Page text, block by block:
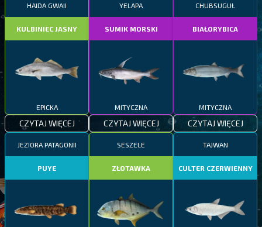
HAIDA GWAII
KULBINIEC JASNY
EPICKA
CZYTAJ WIĘCEJ
YELAPA
SUMIK MORSKI
MITYCZNA
CZYTAJ WIĘCEJ
CHUBSUGUŁ
BIAŁORYBICA
MITYCZNA
CZYTAJ WIĘCEJ
JEZIORA PATAGONII
PUYE
SESZELE
ZŁOTAWKA
TAJWAN
CULTER CZERWIENNY